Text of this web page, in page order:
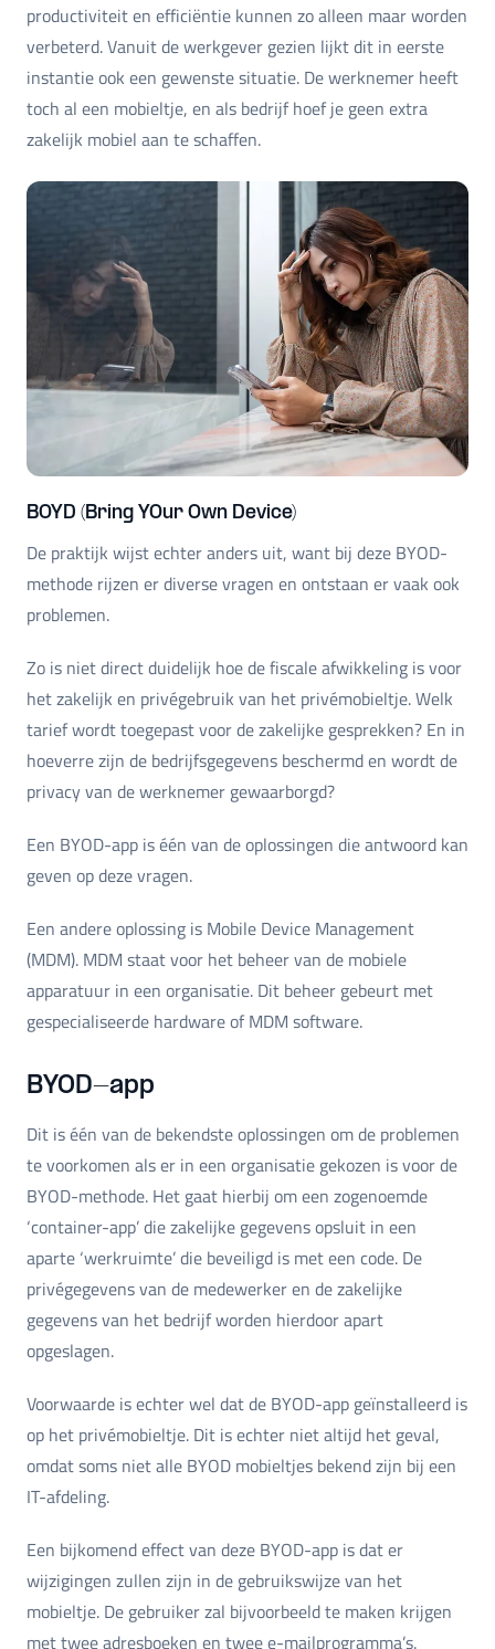
productiviteit en efficiëntie kunnen zo alleen maar worden
verbeterd. Vanuit de werkgever gezien lijkt dit in eerste
instantie ook een gewenste situatie. De werknemer heeft
toch al een mobieltje, en als bedrijf hoef je geen extra
zakelijk mobiel aan te schaffen.
BOYD (Bring YOur Own Device)
De praktijk wijst echter anders uit, want bij deze BYOD-
methode rijzen er diverse vragen en ontstaan er vaak ook
problemen.
Zo is niet direct duidelijk hoe de fiscale afwikkeling is voor
het zakelijk en privégebruik van het privémobieltje. Welk
tarief wordt toegepast voor de zakelijke gesprekken? En in
hoeverre zijn de bedrijfsgegevens beschermd en wordt de
privacy van de werknemer gewaarborgd?
Een BYOD-app is één van de oplossingen die antwoord kan
geven op deze vragen.
Een andere oplossing is Mobile Device Management
(MDM). MDM staat voor het beheer van de mobiele
apparatuur in een organisatie. Dit beheer gebeurt met
gespecialiseerde hardware of MDM software.
BYOD-app
Dit is één van de bekendste oplossingen om de problemen
te voorkomen als er in een organisatie gekozen is voor de
BYOD-methode. Het gaat hierbij om een zogenoemde
‘container-app’ die zakelijke gegevens opsluit in een
aparte ‘werkruimte’ die beveiligd is met een code. De
privégegevens van de medewerker en de zakelijke
gegevens van het bedrijf worden hierdoor apart
opgeslagen.
Voorwaarde is echter wel dat de BYOD-app geïnstalleerd is
op het privémobieltje. Dit is echter niet altijd het geval,
omdat soms niet alle BYOD mobieltjes bekend zijn bij een
IT-afdeling.
Een bijkomend effect van deze BYOD-app is dat er
wijzigingen zullen zijn in de gebruikswijze van het
mobieltje. De gebruiker zal bijvoorbeeld te maken krijgen
met twee adresboeken en twee e-mailprogramma’s.